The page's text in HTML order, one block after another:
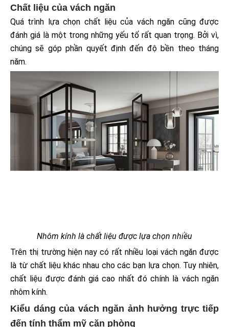
Chất liệu của vách ngăn
Quá trình lựa chọn chất liệu của vách ngăn cũng được
đánh giá là một trong những yếu tố rất quan trọng. Bởi vì,
chúng sẽ góp phần quyết định đến độ bền theo tháng
năm.
Nhôm kính là chất liệu được lựa chọn nhiều
Trên thị trường hiện nay có rất nhiều loại vách ngăn được
là từ chất liệu khác nhau cho các bạn lựa chọn. Tuy nhiên,
chất liệu được đánh giá cao nhất đó chính là vách ngăn
nhôm kính.
Kiểu dáng của vách ngăn ảnh hưởng trực tiếp
đến tính thẩm mỹ căn phòng